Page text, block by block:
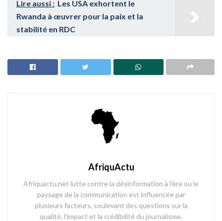
Lire aussi : Les USA exhortent le
Rwanda à œuvrer pour la paix et la
stabilité en RDC
AfriquActu
Afriquactu.net lutte contre la désinformation à l'ère ou le
paysage de la communication est influencée par
plusieurs facteurs, soulevant des questions sur la
qualité, l'impact et la crédibilité du journalisme.